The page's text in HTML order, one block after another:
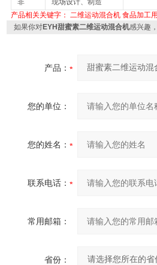
非
现场设计、制造
产品相关关键字： 二维运动混合机 食品加工
如果你对EYH甜蜜素二维运动混合机感兴趣
产品：
您的单位：
您的姓名：
联系电话：
常用邮箱：
省份：